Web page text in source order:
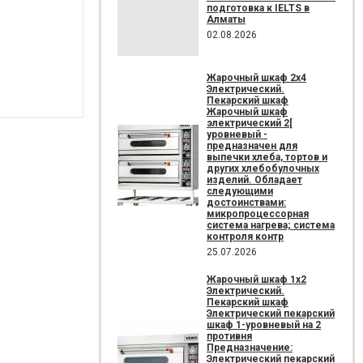
подготовка к IELTS в
Алматы
02.08.2026
Жарочный шкаф 2х4
Электрический.
Пекарский шкаф
Жарочный шкаф
электрический 2[
уровневый -
предназначен для
выпечки хлеба, тортов и
других хлебобулочных
изделий. Обладает
следующими
достоинствами:
микропроцессорная
система нагрева; система
контроля контр
25.07.2026
Жарочный шкаф 1х2
Электрический.
Пекарский шкаф
Электрический пекарский
шкаф 1-уровневый на 2
противня
Предназначение:
Электрический пекарский